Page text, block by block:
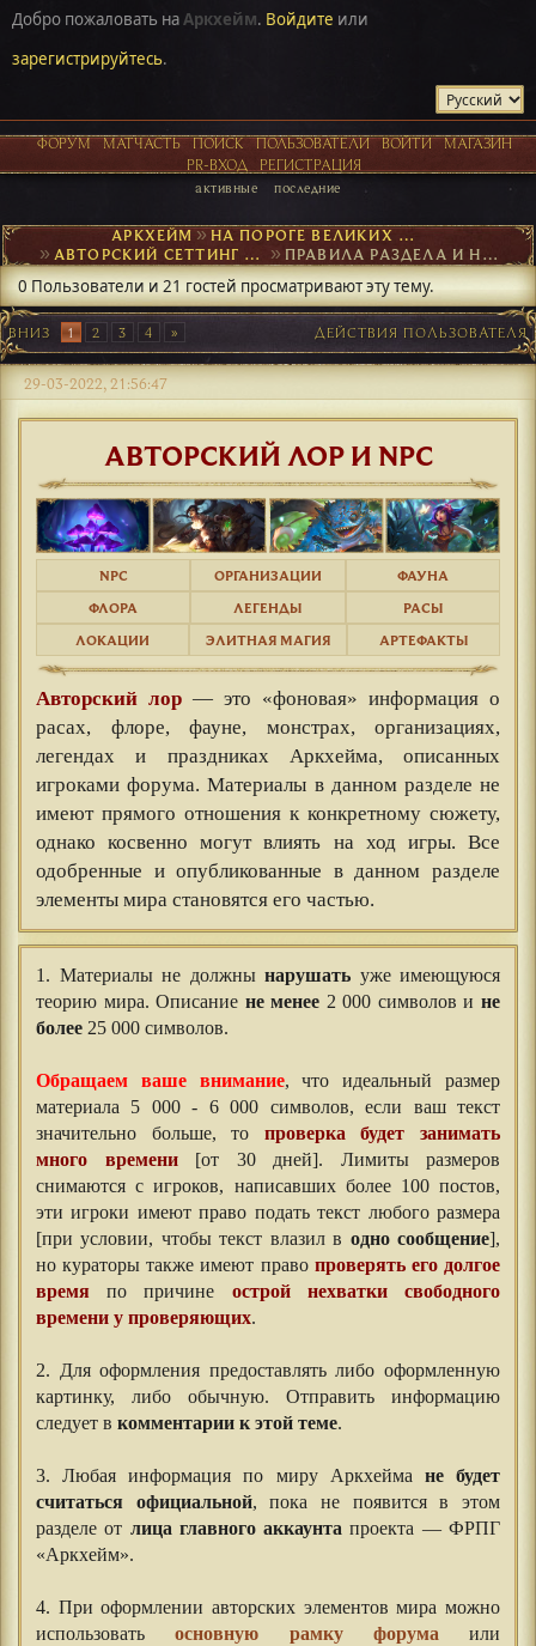
Добро пожаловать наАркхейм. Войдите или
зарегистрируйтесь.
ФОРУМ МАТЧАСТЬ ПОИСК ПОЛЬЗОВАТЕЛИ ВОЙТИ
МАГАЗИН
PR-ВХОД
РЕГИСТРАЦИЯ
активные последние
АРКХЕЙМ► НА ПОРОГЕ ВЕЛИКИХ ОТКРЫТИЙ
► АВТОРСКИЙ СЕТТИНГ И NPC ► ПРАВИЛА РАЗДЕЛА И НАВИГАЦИЯ
0 Пользователи и 21 гостей просматривают эту тему.
ВНИЗ 1 2 3 4 ДЕЙСТВИЯ ПОЛЬЗОВАТЕЛЯ
29-03-2022, 21:56:47
АВТОРСКИЙ ЛОР И NPC
NPC ОРГАНИЗАЦИИ
ФАУНА
ФЛОРА
ЛЕГЕНДЫ
РАСЫ
ЛОКАЦИИ
ЭЛИТНАЯ МАГИЯ АРТЕФАКТЫ
Авторский лор — это «фоновая» информация о
расах, флоре, фауне, монстрах, организациях,
легендах и праздниках Аркхейма, описанных
игроками форума. Материалы в данном разделе не
имеют прямого отношения к конкретному сюжету,
однако косвенно могут влиять на ход игры. Все
одобренные и опубликованные в данном разделе
элементы мира становятся его частью.
1. Материалы не должны нарушать уже имеющуюся
теорию мира. Описание не менее 2 000 символов ине
более 25 000 символов.
Обращаем ваше внимание, что идеальный размер
материала 5 000 - 6 000 символов, если ваш текст
значительно больше, то проверка будет занимать
много времени[от 30 дней]. Лимиты размеров
снимаются с игроков, написавших более 100 постов,
эти игроки имеют право подать текст любого размера
[при условии, чтобы текст влазил в одно сообщение],
но кураторы также имеют право проверять его долгое
время по причине острой нехватки свободного
времени у проверяющих.
2. Для оформления предоставлять либо оформленную
картинку, либо обычную. Отправить информацию
следует в комментарии к этой теме.
3. Любая информация по миру Аркхейма не будет
считаться официальной, пока не появится в этом
разделе от лица главного аккаунта проекта — ФРПГ
«Аркхейм».
4. При оформлении авторских элементов мира можно
использоватьосновную рамку форумаили